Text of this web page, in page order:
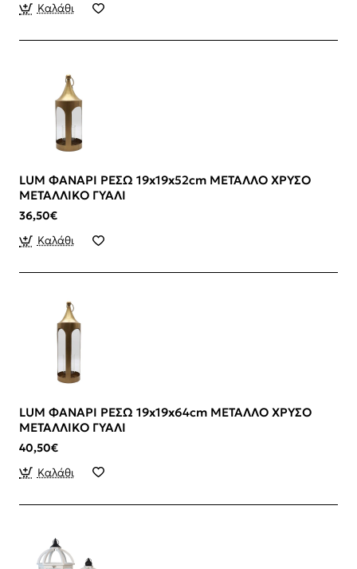
Καλάθι
LUM ΦΑΝΑΡΙ ΡΕΣΩ 19x19x52cm ΜΕΤΑΛΛΟ ΧΡΥΣΟ
ΜΕΤΑΛΛΙΚΟ ΓΥΑΛΙ
36,50€
Καλάθι
LUM ΦΑΝΑΡΙ ΡΕΣΩ 19x19x64cm ΜΕΤΑΛΛΟ ΧΡΥΣΟ
ΜΕΤΑΛΛΙΚΟ ΓΥΑΛΙ
40,50€
Καλάθι